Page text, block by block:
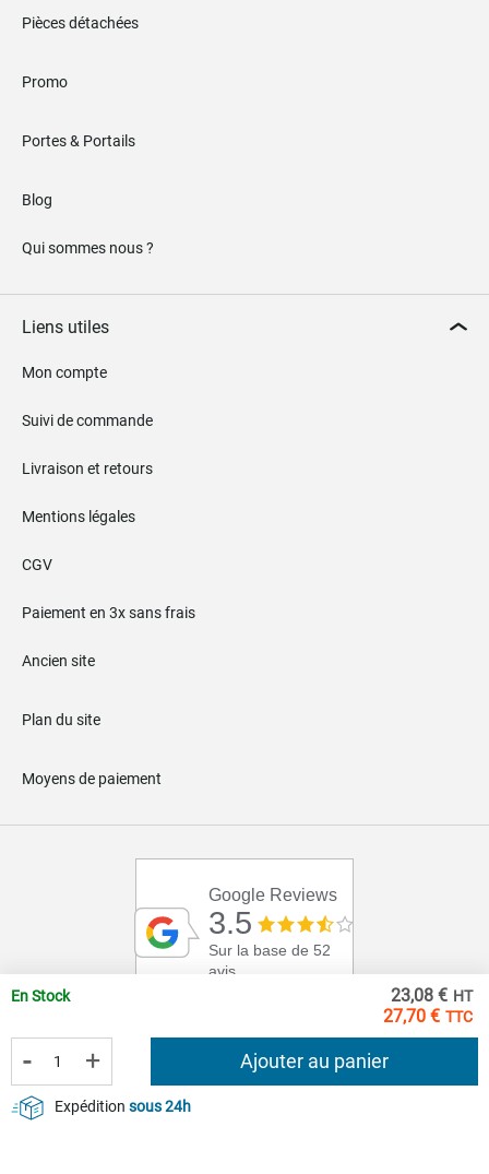
27,70 €
23,08 €
En Stock
- + Ajouter au panier
Expédition sous 24h
Pièces détachées
Promo
Portes & Portails
Blog
Qui sommes nous ?
Liens utiles
Mon compte
Suivi de commande
Livraison et retours
Mentions légales
CGV
Paiement en 3x sans frais
Ancien site
Plan du site
Moyens de paiement
Google Reviews
3.5
Sur la base de 52
avis